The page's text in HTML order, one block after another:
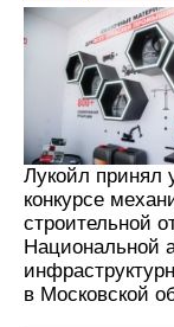
Лукойл принял
конкурсе
строительной
Национальной
в Московской